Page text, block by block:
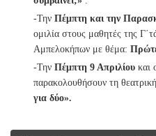
-Την Πέμπτη και την
ομιλία στους μαθητές της
Αμπελοκήπων με θέμα:
-Την Πέμπτη 9 Απριλίου και
παρακολουθήσουν τη
για δύο».